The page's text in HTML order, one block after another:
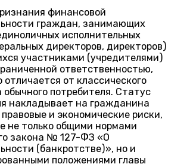
финансовой
граждан, занимающих
исполнительных
директоров, директоров)
участниками (учредителями)
ответственностью,
отличается от классического
обычного потребителя. Статус
накладывает на гражданина
и экономические риски,
не только общими нормами
закона № 127-ФЗ «О
(банкротстве)», но и
положениями главы